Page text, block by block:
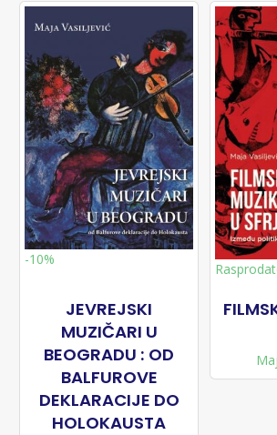
-10%
JEVREJSKI
MUZIČARI U
BEOGRADU : OD
BALFUROVE
DEKLARACIJE DO
HOLOKAUSTA